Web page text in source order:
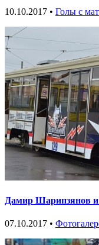
10.10.2017 • Голы с
Дамир Шарипзянов и
07.10.2017 •